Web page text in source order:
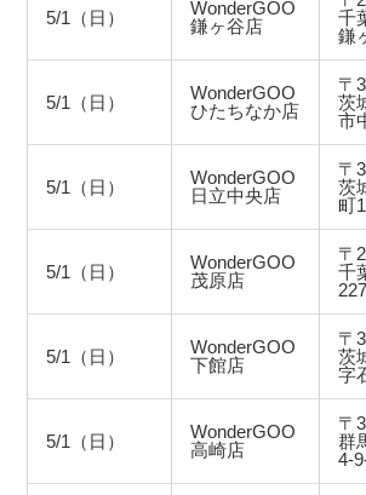
5/1（日）
WonderGOO
鎌ヶ谷店
千
鎌
5/1（日）
WonderGOO
ひたちなか店
〒
茨
市
5/1（日）
WonderGOO
日立中央店
〒
茨
町
5/1（日）
WonderGOO
茂原店
〒
千
5/1（日）
WonderGOO
下館店
〒
茨
字
5/1（日）
WonderGOO
高崎店
〒
群
4-